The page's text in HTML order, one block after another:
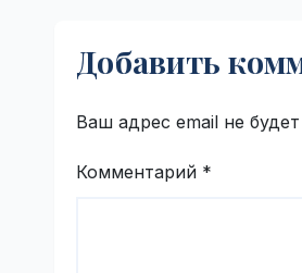
Добавить
Ваш адрес email не
Комментарий *